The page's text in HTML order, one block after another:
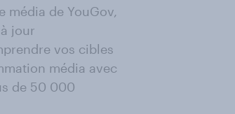
média de YouGov,
jour
vos cibles
média avec
de 50 000